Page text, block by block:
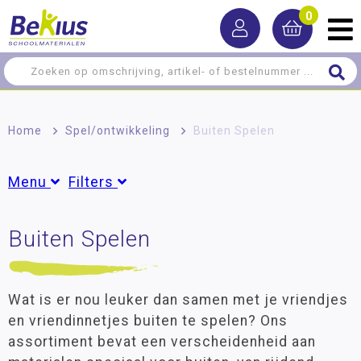
0
Home > Spel/ontwikkeling > Buiten Spelen
Menu Filters
Buiten Spelen
Rijdend Materiaal
Groepen
Dreumes
Peuter(17)
Groep 1(31)
Groep 2(35)
Groep 3 (33)
Groep 4(31)
Buiten Spelen
Wat is er nou leuker dan samen met je vriendjes
en vriendinnetjes buiten te spelen? Ons
assortiment bevat een verscheidenheid aan